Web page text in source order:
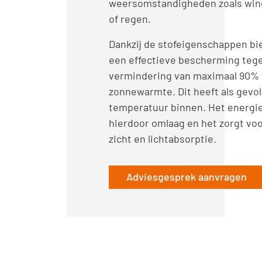
weersomstandigheden zoals
of regen.
Dankzij de stofeigenschappen
een effectieve bescherming
vermindering van maximaal 90%
zonnewarmte. Dit heeft als
temperatuur binnen. Het
hierdoor omlaag en het zorgt
zicht en lichtabsorptie.
Adviesgesprek aanvragen